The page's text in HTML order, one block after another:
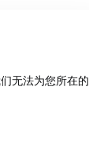
无法为您所在的